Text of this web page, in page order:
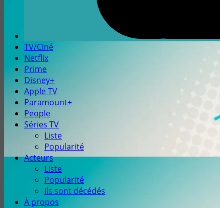
TV/Ciné
Netflix
Prime
Disney+
Apple TV
Paramount+
People
Séries TV
Liste
Popularité
Acteurs
Liste
Popularité
Ils sont décédés
À propos